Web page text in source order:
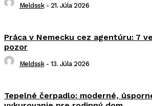
Meldssk - 21. Júla 2026
Práca v Nemecku cez agentúru: 7
pozor
Meldssk - 13. Júla 2026
Tepelné čerpadlo: moderné,